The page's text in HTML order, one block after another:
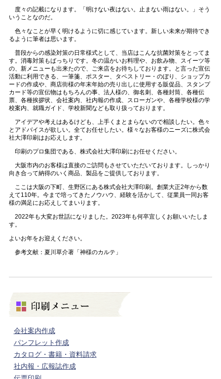
度々の記載になります。「明けない夜はない。止まない雨はない。」そう
いうことなのだ。
色々なことが早く明けるように切に感じています。新しい未来が期待でき
るように筆者は思います。
普段からの感染対策の日常様式として、当店はこんな抗菌対策をとってま
す。消毒対策もばっちりです。冬の温かいお料理や、お飲み物、スイーツ等
の、新メニューも出来たので、ご来店をお待ちしております。と言った宣伝
活動に利用できる、一筆箋、ポスター、タペストリー・のぼり、ショップカ
ードの作成や、商店街様の年末年始の売り出しに使用する販促品、スタンプ
カード等の宣伝物はもちろんの事、法人様の、御名刺、各種封筒、各種伝
票、各種挨拶状、会社案内、社内報の作成、スローガンや、各種学校様の学
校案内、就職ガイド、学校新聞なども取り扱っております。
アイデアや考えはあるけども、上手くまとまらないので相談したい。色々
とアドバイスが欲しい。全てお任せしたい。様々なお客様のニーズに株式会
社大澤印刷はお応えします。
印刷のプロ集団である、株式会社大澤印刷にお任せください。
大阪市内のお客様は直接のご訪問もさせていただいております。しっかり
向き合って納得のいく商品、製品をご提供しております。
ここは大阪の下町、生野区にある株式会社大澤印刷。創業大正2年から数
えて110年。今まで培ってきたノウハウ、経験を活かして、従業員一同お客
様の満足にお応えしてまいります。
2022年も大変お世話になりました。2023年も何卒宜しくお願いいたしま
す。
よいお年をお迎えください。
参考文献：夏川草介著「神様のカルテ」
会社案内作成
パンフレット作成
カタログ・書籍・資料請求
社内報・広報誌作成